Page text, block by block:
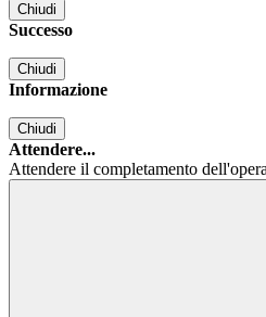
Chiudi
Successo
Chiudi
Informazione
Chiudi
Attendere...
Attendere il completamento